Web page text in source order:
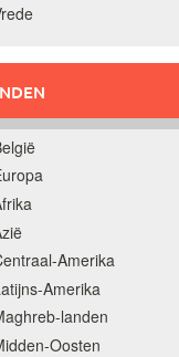
Amerika
Amerika
landen
Oosten